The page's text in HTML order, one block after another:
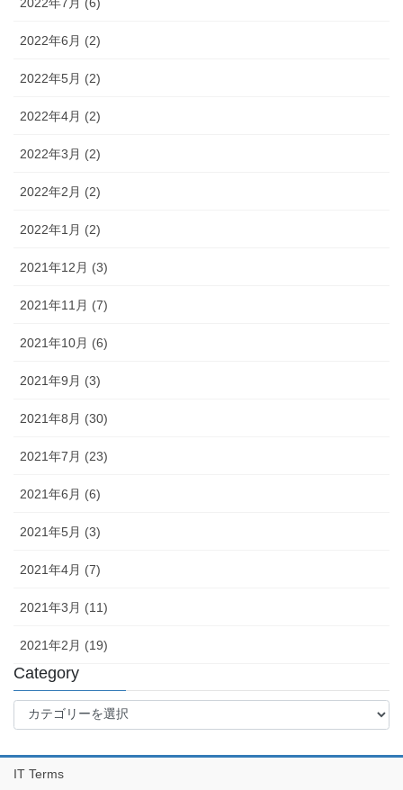
2022年6月 (2)
2022年5月 (2)
2022年4月 (2)
2022年3月 (2)
2022年2月 (2)
2022年1月 (2)
2021年12月 (3)
2021年11月 (7)
2021年10月 (6)
2021年9月 (3)
2021年8月 (30)
2021年7月 (23)
2021年6月 (6)
2021年5月 (3)
2021年4月 (7)
2021年3月 (11)
2021年2月 (19)
Category
Category
IT Terms